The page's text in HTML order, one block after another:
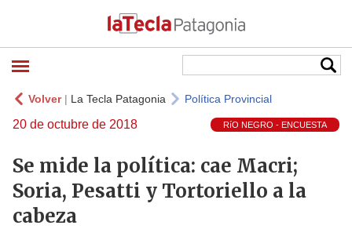
Volver| La Tecla Patagonia Política Provincial
20 de octubre de 2018 RíO NEGRO - ENCUESTA
Se mide la política: cae Macri;
Soria, Pesatti y Tortoriello a la
cabeza